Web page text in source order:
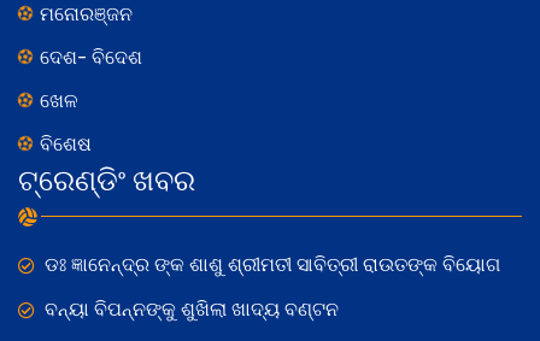
ମନୋରଞ୍ଜନ
ଦେଶ- ବିଦେଶ
ଖେଳ
ବିଶେଷ
ଟ୍ରେଣ୍ଡିଂ ଖବର
ଡଃ ଜ୍ଞାନେନ୍ଦ୍ର ଙ୍କ ଶାଶୁ ଶ୍ରୀମତୀ ସାବିତ୍ରୀ ରାଉତଙ୍କ ବିୟୋଗ
ବନ୍ୟା ବିପନ୍ନଙ୍କୁ ଶୁଖିଲା ଖାଦ୍ୟ ବଣ୍ଟନ